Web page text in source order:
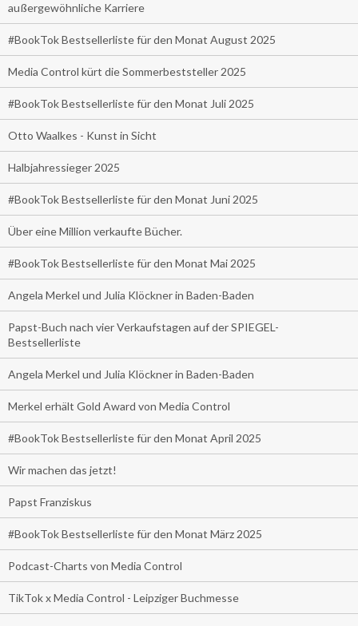
außergewöhnliche Karriere
#BookTok Bestsellerliste für den Monat August 2025
Media Control kürt die Sommerbeststeller 2025
#BookTok Bestsellerliste für den Monat Juli 2025
Otto Waalkes - Kunst in Sicht
Halbjahressieger 2025
#BookTok Bestsellerliste für den Monat Juni 2025
Über eine Million verkaufte Bücher.
#BookTok Bestsellerliste für den Monat Mai 2025
Angela Merkel und Julia Klöckner in Baden-Baden
Papst-Buch nach vier Verkaufstagen auf der SPIEGEL-
Bestsellerliste
Angela Merkel und Julia Klöckner in Baden-Baden
Merkel erhält Gold Award von Media Control
#BookTok Bestsellerliste für den Monat April 2025
Wir machen das jetzt!
Papst Franziskus
#BookTok Bestsellerliste für den Monat März 2025
Podcast-Charts von Media Control
TikTok x Media Control - Leipziger Buchmesse